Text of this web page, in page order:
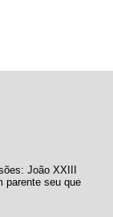
João XXIII
parente seu que